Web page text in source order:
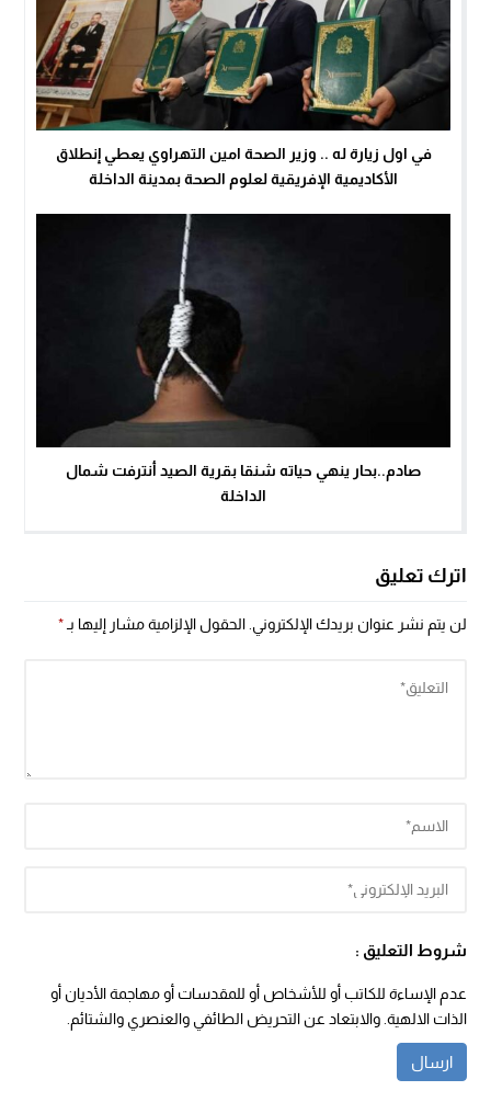
في اول زيارة له .. وزير الصحة امين التهراوي يعطي إنطلاق
الأكاديمية الإفريقية لعلوم الصحة بمدينة الداخلة
صادم..بحار ينهي حياته شنقا بقرية الصيد أنترفت شمال
الداخلة
اترك تعليق
لن يتم نشر عنوان بريدك الإلكتروني. الحقول الإلزامية مشار إليها بـ*
شروط التعليق :
عدم الإساءة للكاتب أو للأشخاص أو للمقدسات أو مهاجمة الأديان أو
الذات الالهية. والابتعاد عن التحريض الطائفي والعنصري والشتائم.